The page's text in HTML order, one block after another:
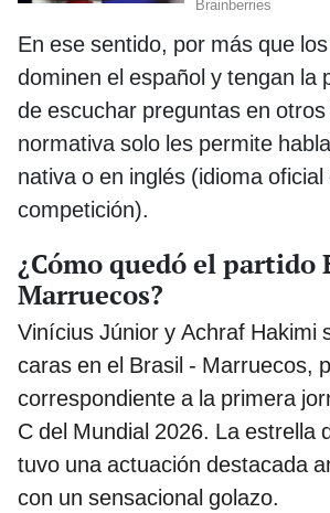
En ese sentido, por más que
dominen el español y tengan la
de escuchar preguntas en
normativa solo les permite
nativa o en inglés (idioma oficial
competición).
¿Cómo quedó el partido
Marruecos?
Vinícius Júnior y Achraf Hakimi
caras en el Brasil - Marruecos,
correspondiente a la primera
C del Mundial 2026. La estrella
tuvo una actuación destacada
con un sensacional golazo.